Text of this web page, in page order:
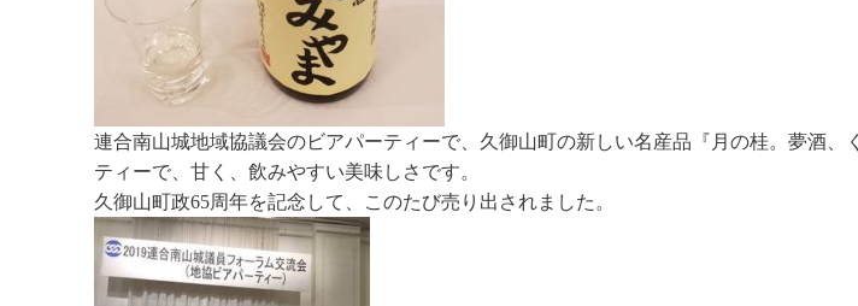
連合南山城地域協議会のビアパーティーで、久御山町の新しい名産品『月の桂。夢酒、
ティーで、甘く、飲みやすい美味しさです。
久御山町政65周年を記念して、このたび売り出されました。